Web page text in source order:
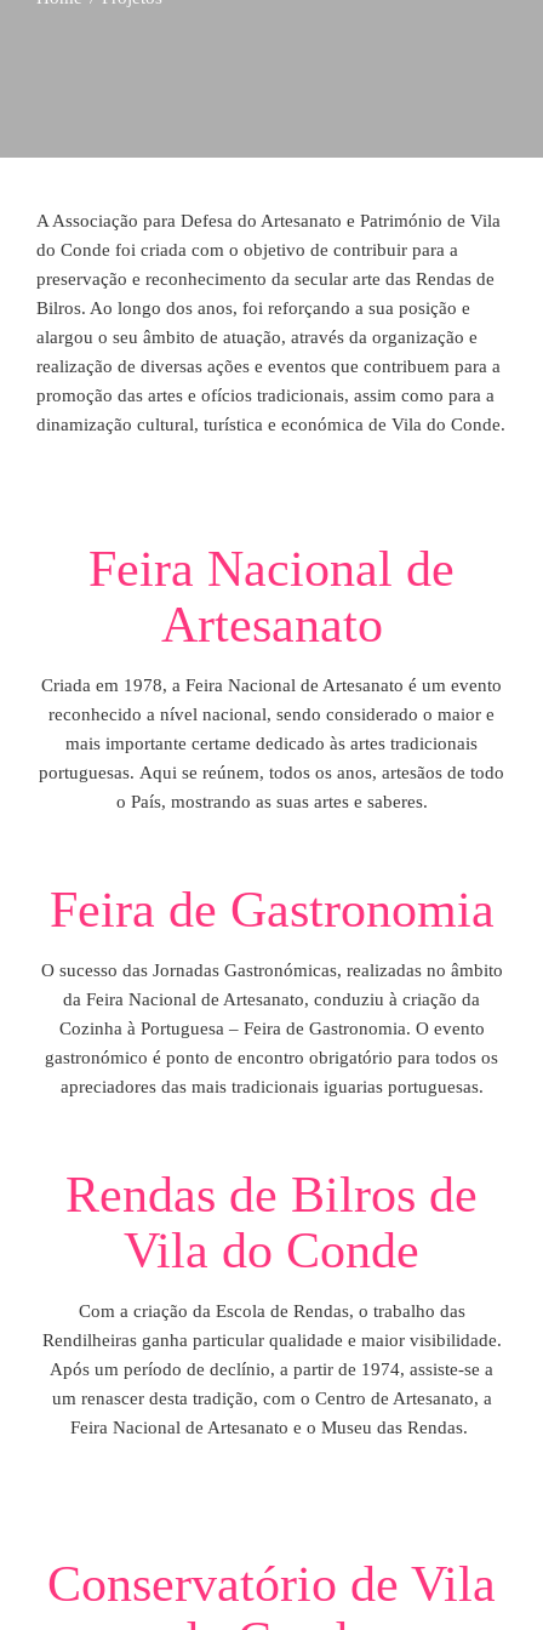
A Associação para Defesa do Artesanato e Património de Vila
do Conde foi criada com o objetivo de contribuir para a
preservação e reconhecimento da secular arte das Rendas de
Bilros. Ao longo dos anos, foi reforçando a sua posição e
alargou o seu âmbito de atuação, através da organização e
realização de diversas ações e eventos que contribuem para a
promoção das artes e ofícios tradicionais, assim como para a
dinamização cultural, turística e económica de Vila do Conde.
Feira Nacional de
Artesanato
Criada em 1978, a Feira Nacional de Artesanato é um evento
reconhecido a nível nacional, sendo considerado o maior e
mais importante certame dedicado às artes tradicionais
portuguesas. Aqui se reúnem, todos os anos, artesãos de todo
o País, mostrando as suas artes e saberes.
Feira de Gastronomia
O sucesso das Jornadas Gastronómicas, realizadas no âmbito
da Feira Nacional de Artesanato, conduziu à criação da
Cozinha à Portuguesa – Feira de Gastronomia. O evento
gastronómico é ponto de encontro obrigatório para todos os
apreciadores das mais tradicionais iguarias portuguesas.
Rendas de Bilros de
Vila do Conde
Com a criação da Escola de Rendas, o trabalho das
Rendilheiras ganha particular qualidade e maior visibilidade.
Após um período de declínio, a partir de 1974, assiste-se a
um renascer desta tradição, com o Centro de Artesanato, a
Feira Nacional de Artesanato e o Museu das Rendas.
Conservatório de Vila